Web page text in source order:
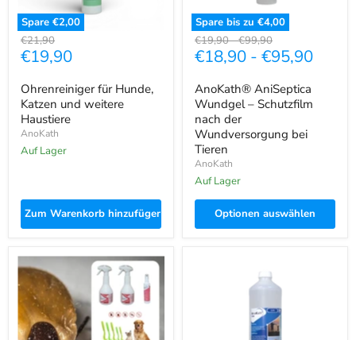
Spare €2,00
Ursprünglicher
Preis
€21,90
Aktueller
€19,90
Ohrenreiniger für Hunde,
Katzen und weitere
Haustiere
AnoKath
Auf Lager
Zum Warenkorb hinzufügen
Spare bis zu €4,00
Ursprünglicher
Preis
€19,90-Ursprünglicher
Preis
€99,90
€18,90 - €95,90
AnoKath® AniSeptica
Wundgel – Schutzfilm
nach der
Wundversorgung bei
Tieren
AnoKath
Auf Lager
Optionen auswählen
Zeckeninfektion
Zecken-
Bundel